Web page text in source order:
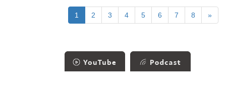
1 2 3 4 5 6 7 8 »